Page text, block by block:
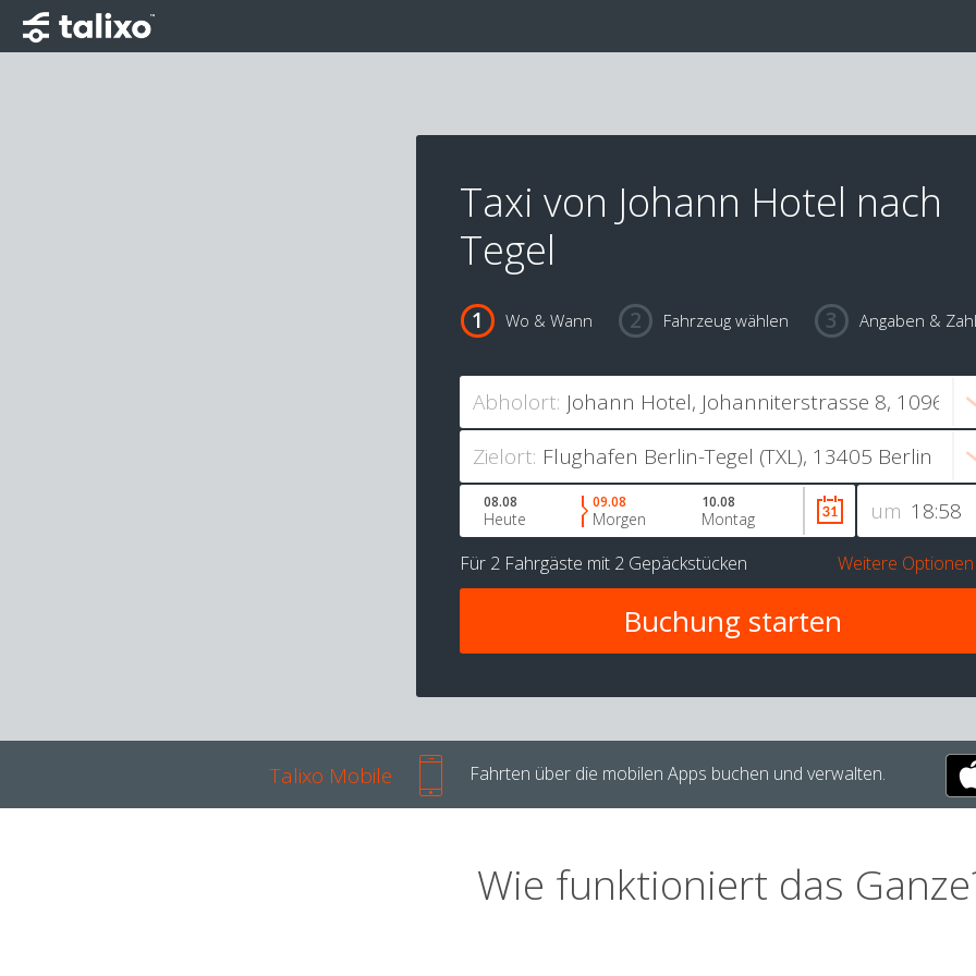
Taxi von Johann Hotel nach
Tegel
Wo & Wann Fahrzeug wählen Angaben &
Abholort:
Zielort:
um
08.08
Heute
09.08
Morgen
10.08
Montag
Für 2 Fahrgäste mit 2 Gepäckstücken Weitere Optionen
Talixo Mobile Fahrten über die mobilen Apps buchen und verwalten.
Wie funktioniert das